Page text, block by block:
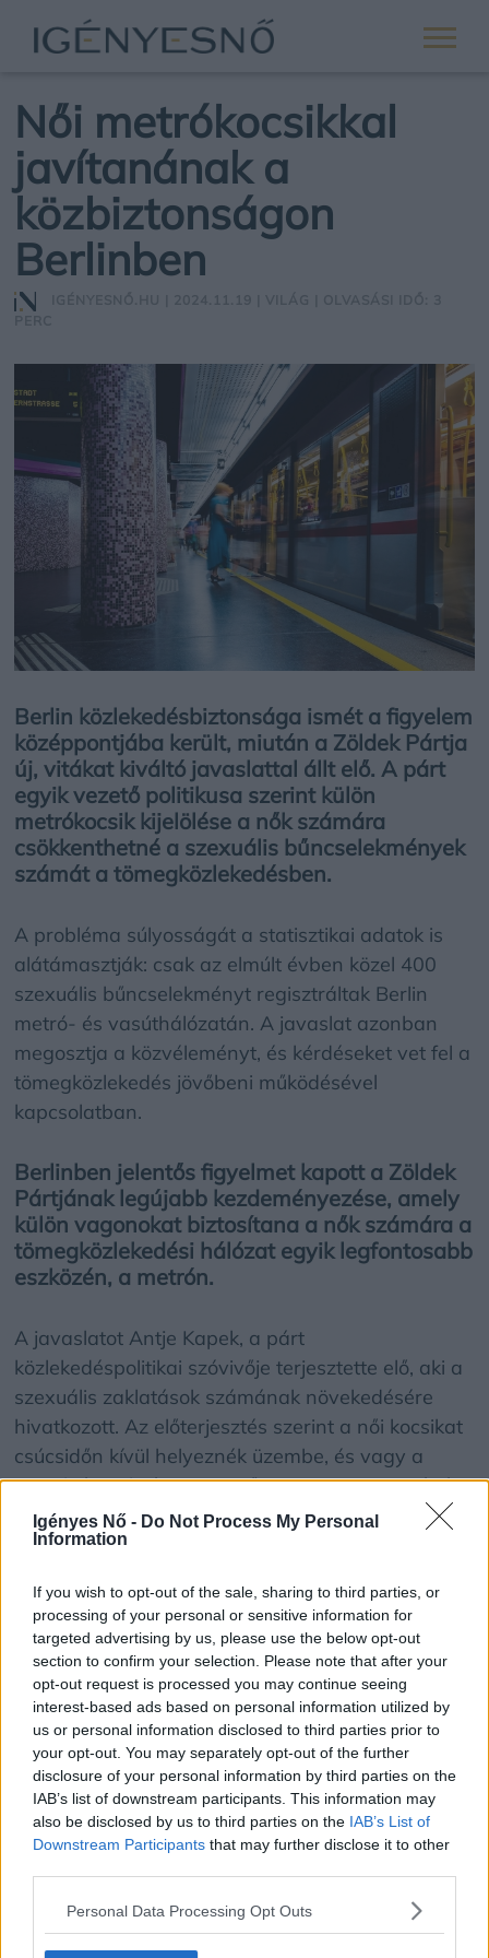
Igényes Nő - Do Not Process My Personal
Information
If you wish to opt-out of the sale, sharing to third parties, or
processing of your personal or sensitive information for
targeted advertising by us, please use the below opt-out
section to confirm your selection. Please note that after your
opt-out request is processed you may continue seeing
interest-based ads based on personal information utilized by
us or personal information disclosed to third parties prior to
your opt-out. You may separately opt-out of the further
disclosure of your personal information by third parties on the
IAB’s list of downstream participants. This information may
also be disclosed by us to third parties on the IAB’s List of
Downstream Participants that may further disclose it to other
Personal Data Processing Opt Outs
Női metrókocsikkal
javítanának a
közbiztonságon
Berlinben
Berlin közlekedésbiztonsága ismét a figyelem
középpontjába került, miután a Zöldek Pártja
új, vitákat kiváltó javaslattal állt elő. A párt
egyik vezető politikusa szerint külön
metrókocsik kijelölése a nők számára
csökkenthetné a szexuális bűncselekmények
számát a tömegközlekedésben.
A probléma súlyosságát a statisztikai adatok is
alátámasztják: csak az elmúlt évben közel 400
szexuális bűncselekményt regisztráltak Berlin
metró- és vasúthálózatán. A javaslat azonban
megosztja a közvéleményt, és kérdéseket vet fel a
tömegközlekedés jövőbeni működésével
kapcsolatban.
Berlinben jelentős figyelmet kapott a Zöldek
Pártjának legújabb kezdeményezése, amely
külön vagonokat biztosítana a nők számára a
tömegközlekedési hálózat egyik legfontosabb
eszközén, a metrón.
A javaslatot Antje Kapek, a párt
közlekedéspolitikai szóvivője terjesztette elő, aki a
szexuális zaklatások számának növekedésére
hivatkozott. Az előterjesztés szerint a női kocsikat
csúcsidőn kívül helyeznék üzembe, és vagy a
szerelvény elején, a vezető mögött, vagy a végén
helyezkednének el, hasonlóan a Tokióban már
működő rendszerhez.
A statisztikai adatok is alátámasztják a probléma
súlyosságát: a berlini rendőrség adatai szerint
tavaly csaknem 400 szexuális bűncselekményt
jelentettek az U-Bahn és az S-Bahn járatain. A
Zöldek ezért a női kocsik mellett videokamerák és
riasztórendszerek bevezetését is sürgetik, hogy
növeljék a közbiztonságot.
ADer Tagesspiegeláltal idézett javaslat egy
februári incidens nyomán született, amikor egy 33
éves férfi késő este egy berlini metróvonalon
zaklatott, majd megerőszakolt egy 63 éves nőt. Az